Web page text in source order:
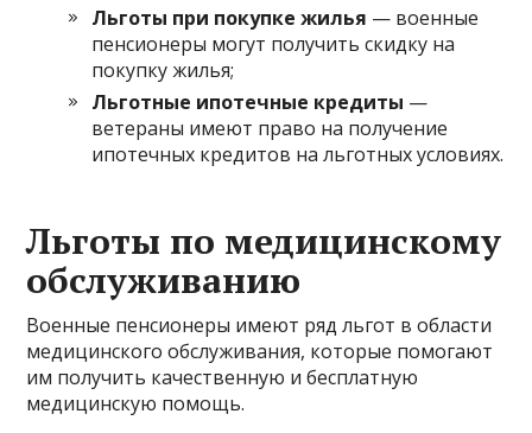
Льготы при покупке жилья — военные
пенсионеры могут получить скидку на
покупку жилья;
Льготные ипотечные кредиты —
ветераны имеют право на получение
ипотечных кредитов на льготных условиях.
Льготы по медицинскому
обслуживанию
Военные пенсионеры имеют ряд льгот в области
медицинского обслуживания, которые помогают
им получить качественную и бесплатную
медицинскую помощь.